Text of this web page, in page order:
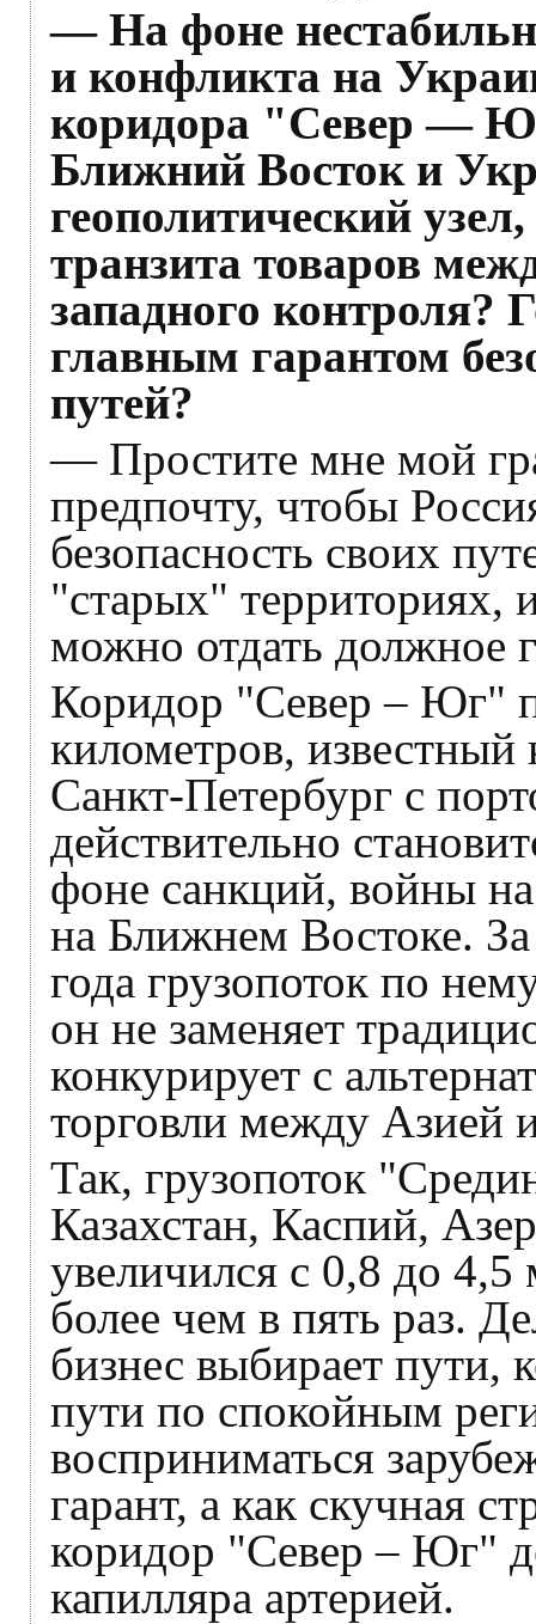
— На фоне
и конфликта на
коридора "Север —
Ближний Восток и
геополитический
транзита товаров
западного контроля?
главным гарантом
путей?
— Простите мне мой
предпочту, чтобы
безопасность своих
"старых" территориях,
можно отдать должное
Коридор "Север – Юг"
километров,
Санкт-Петербург с
действительно
фоне санкций, войны
на Ближнем Востоке.
года грузопоток по
он не заменяет
конкурирует с
торговли между Азией
Так, грузопоток
Казахстан, Каспий,
увеличился с 0,8 до
более чем в пять раз.
бизнес выбирает пути,
пути по спокойным
восприниматься
гарант, а как скучная
коридор "Север – Юг"
капилляра артерией.